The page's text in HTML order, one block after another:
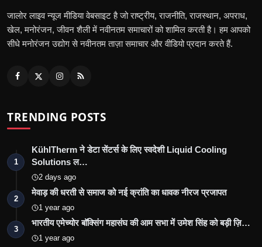
जालोर लाइव न्यूज मीडिया वेबसाइट है जो राष्ट्रीय, राजनीति, राजस्थान, अपराध,
खेल, मनोरंजन, जीवन शैली में नवीनतम समाचारों को शामिल करती है। हम आपको
सीधे मनोरंजन उद्योग से नवीनतम ताज़ा समाचार और वीडियो प्रदान करते हैं.
TRENDING POSTS
1
KühlTherm ने डेटा सेंटर्स के लिए स्वदेशी Liquid Cooling
Solutions ल…
2 days ago
2
मेवाड़ की धरती से समाज को नई क्रांति का धावक नीरज प्रजापत
1 year ago
3
भारतीय एमेच्योर बॉक्सिंग महासंघ की आम सभा में उमेश सिंह को बड़ी ज़ि…
1 year ago